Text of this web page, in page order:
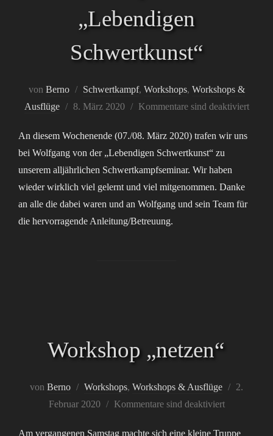
„Lebendigen
Schwertkunst“
von Berno Schwertkampf, Workshops, Workshops &
Ausflüge
Veröffentlicht
8. März 2020 Kommentare sind deaktiviert
An diesem Wochenende (07./08. März 2020) trafen wir uns
bei Wolfgang von der „Lebendigen Schwertkunst“ zu
unserem alljährlichen Schwertkampfseminar. Wir haben
wieder wirklich viel gelernt und viel mitgenommen. Danke
an alle die dabei waren und an Wolfgang und sein Team für
die hervorragende Anleitung/Betreuung.
Workshop „netzen“
von Berno Workshops, Workshops & Ausflüge
2.
Februar 2020
Kommentare sind deaktiviert
Am vergangenen Samstag machte sich eine kleine Truppe